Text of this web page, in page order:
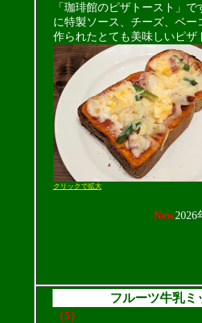
「珈琲館のピザトースト」
に特製ソース、チーズ、ベー
作られたとても美味しいピザ
クリックで拡大
New2026
フルーツ牛乳ミ
（5）